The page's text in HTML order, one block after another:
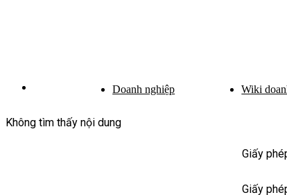
Doanh nghiệp Wiki
Không tìm thấy nội dung
Giấy
Giấy